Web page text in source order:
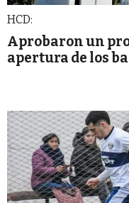
HCD:
Aprobaron un
apertura de los